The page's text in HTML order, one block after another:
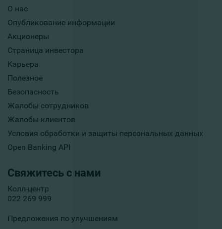
О нас
Опубликование информации
Акционеры
Страница инвестора
Карьера
Полезное
Безопасность
Жалобы сотрудников
Жалобы клиентов
Условия обработки и защиты персональных данных
Open Banking API
Свяжитесь с нами
Колл-центр
022 269 999
Предложения по улучшениям